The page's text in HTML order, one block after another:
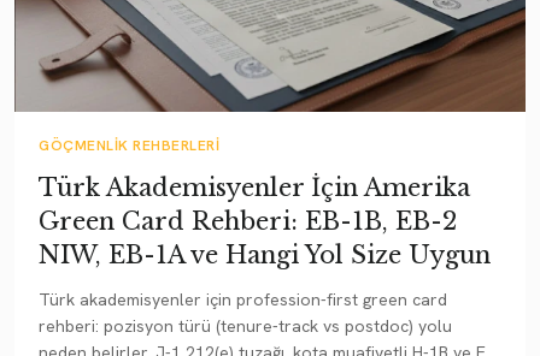
GÖÇMENLIK REHBERLERI
Türk Akademisyenler İçin Amerika
Green Card Rehberi: EB-1B, EB-2
NIW, EB-1A ve Hangi Yol Size Uygun
Türk akademisyenler için profession-first green card
rehberi: pozisyon türü (tenure-track vs postdoc) yolu